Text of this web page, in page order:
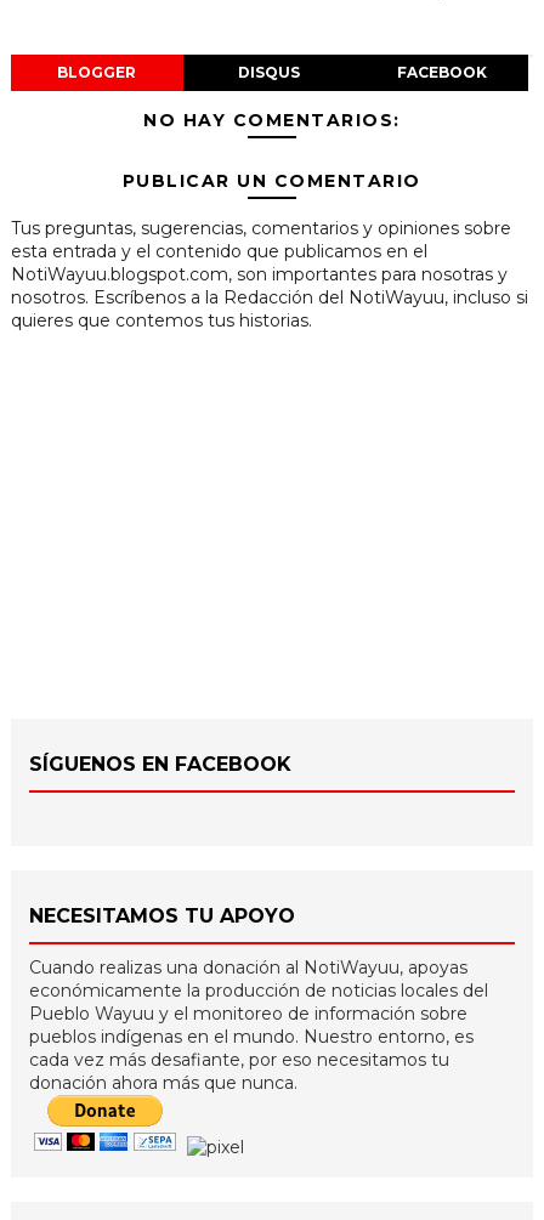
BLOGGER DISQUS FACEBOOK
NO HAY COMENTARIOS:
PUBLICAR UN COMENTARIO
Tus preguntas, sugerencias, comentarios y opiniones sobre
esta entrada y el contenido que publicamos en el
NotiWayuu.blogspot.com, son importantes para nosotras y
nosotros. Escríbenos a la Redacción del NotiWayuu, incluso si
quieres que contemos tus historias.
SÍGUENOS EN FACEBOOK
NECESITAMOS TU APOYO
Cuando realizas una donación al NotiWayuu, apoyas
económicamente la producción de noticias locales del
Pueblo Wayuu y el monitoreo de información sobre
pueblos indígenas en el mundo. Nuestro entorno, es
cada vez más desafiante, por eso necesitamos tu
donación ahora más que nunca.